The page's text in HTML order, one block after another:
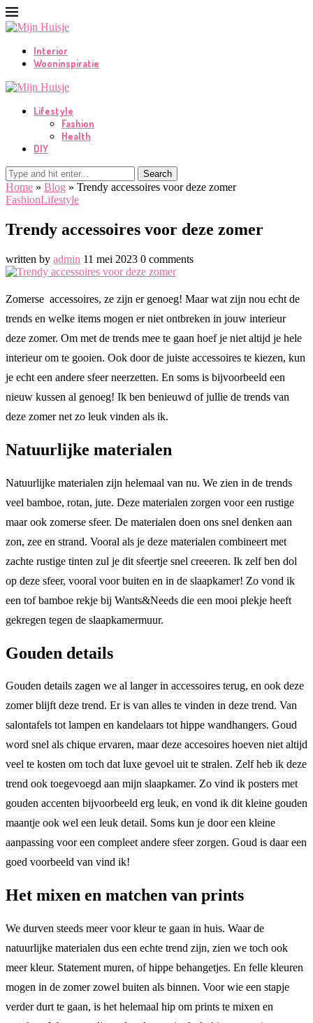
Interior
Wooninspiratie
Lifestyle
Fashion
Health
DIY
Search
Home » Blog » Trendy accessoires voor deze zomer
FashionLifestyle
Trendy accessoires voor deze zomer
written by admin 11 mei 2023 0 comments
Zomerse accessoires, ze zijn er genoeg! Maar wat zijn nou echt de
trends en welke items mogen er niet ontbreken in jouw interieur
deze zomer. Om met de trends mee te gaan hoef je niet altijd je hele
interieur om te gooien. Ook door de juiste accessoires te kiezen, kun
je echt een andere sfeer neerzetten. En soms is bijvoorbeeld een
nieuw kussen al genoeg! Ik ben benieuwd of jullie de trends van
deze zomer net zo leuk vinden als ik.
Natuurlijke materialen
Natuurlijke materialen zijn helemaal van nu. We zien in de trends
veel bamboe, rotan, jute. Deze materialen zorgen voor een rustige
maar ook zomerse sfeer. De materialen doen ons snel denken aan
zon, zee en strand. Vooral als je deze materialen combineert met
zachte rustige tinten zul je dit sfeertje snel creeeren. Ik zelf ben dol
op deze sfeer, vooral voor buiten en in de slaapkamer! Zo vond ik
een tof bamboe rekje bij Wants&Needs die een mooi plekje heeft
gekregen tegen de slaapkamermuur.
Gouden details
Gouden details zagen we al langer in accessoires terug, en ook deze
zomer blijft deze trend. Er is van alles te vinden in deze trend. Van
salontafels tot lampen en kandelaars tot hippe wandhangers. Goud
word snel als chique ervaren, maar deze accesoires hoeven niet altijd
veel te kosten om toch dat luxe gevoel uit te stralen. Zelf heb ik deze
trend ook toegevoegd aan mijn slaapkamer. Zo vind ik posters met
gouden accenten bijvoorbeeld erg leuk, en vond ik dit kleine gouden
maantje ook wel een leuk detail. Soms kun je door een kleine
aanpassing voor een compleet andere sfeer zorgen. Goud is daar een
goed voorbeeld van vind ik!
Het mixen en matchen van prints
We durven steeds meer voor kleur te gaan in huis. Waar de
natuurlijke materialen dus een echte trend zijn, zien we toch ook
meer kleur. Statement muren, of hippe behangetjes. En felle kleuren
mogen in de zomer zowel buiten als binnen. Voor wie een stapje
verder durt te gaan, is het helemaal hip om prints te mixen en